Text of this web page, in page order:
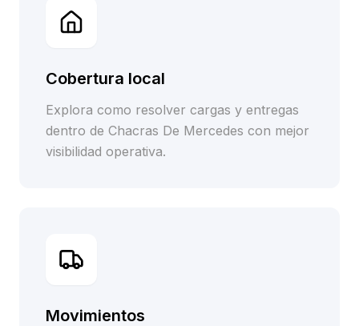
Cobertura local
Explora como resolver cargas y entregas
dentro de Chacras De Mercedes con mejor
visibilidad operativa.
Movimientos